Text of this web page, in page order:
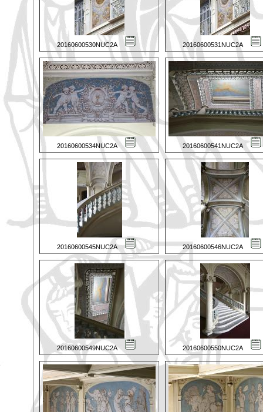
20160600530NUC2A 20160600531NUC2A
20160600534NUC2A 20160600541NUC2A
20160600545NUC2A 20160600546NUC2A
20160600549NUC2A 20160600550NUC2A